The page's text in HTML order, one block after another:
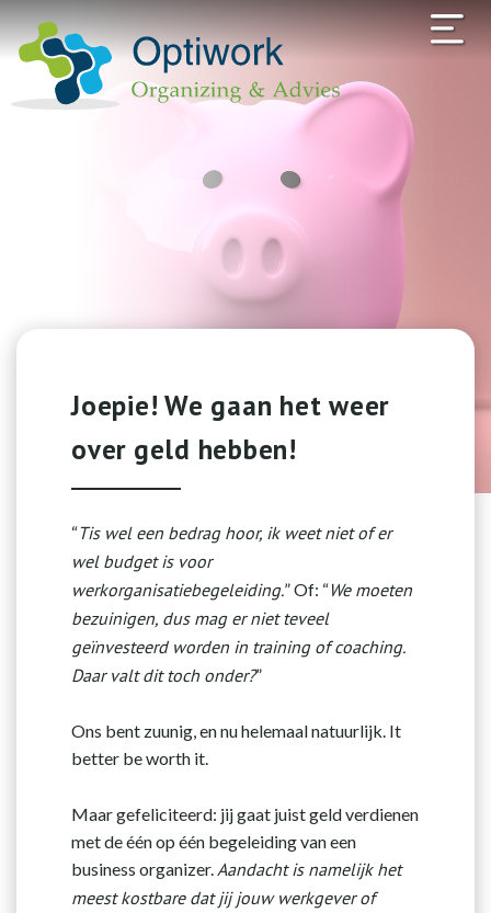
Joepie! We gaan het weer
over geld hebben!
“Tis wel een bedrag hoor, ik weet niet of er
wel budget is voor
werkorganisatiebegeleiding.” Of: “We moeten
bezuinigen, dus mag er niet teveel
geïnvesteerd worden in training of coaching.
Daar valt dit toch onder?”
Ons bent zuunig, en nu helemaal natuurlijk. It
better be worth it.
Maar gefeliciteerd: jij gaat juist geld verdienen
met de één op één begeleiding van een
business organizer. Aandacht is namelijk het
meest kostbare dat jij jouw werkgever of